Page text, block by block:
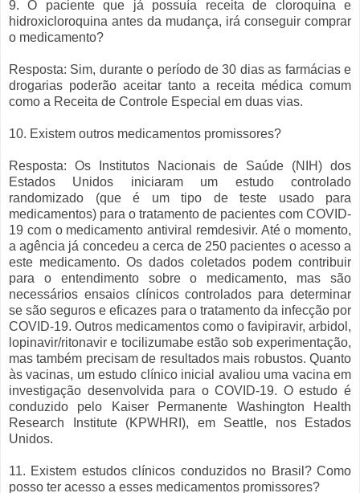
9. O paciente que já possuía receita de cloroquina e
hidroxicloroquina antes da mudança, irá conseguir comprar
o medicamento?
Resposta: Sim, durante o período de 30 dias as farmácias e
drogarias poderão aceitar tanto a receita médica comum
como a Receita de Controle Especial em duas vias.
10. Existem outros medicamentos promissores?
Resposta: Os Institutos Nacionais de Saúde (NIH) dos
Estados Unidos iniciaram um estudo controlado
randomizado (que é um tipo de teste usado para
medicamentos) para o tratamento de pacientes com COVID-
19 com o medicamento antiviral remdesivir. Até o momento,
a agência já concedeu a cerca de 250 pacientes o acesso a
este medicamento. Os dados coletados podem contribuir
para o entendimento sobre o medicamento, mas são
necessários ensaios clínicos controlados para determinar
se são seguros e eficazes para o tratamento da infecção por
COVID-19. Outros medicamentos como o favipiravir, arbidol,
lopinavir/ritonavir e tocilizumabe estão sob experimentação,
mas também precisam de resultados mais robustos. Quanto
às vacinas, um estudo clínico inicial avaliou uma vacina em
investigação desenvolvida para o COVID-19. O estudo é
conduzido pelo Kaiser Permanente Washington Health
Research Institute (KPWHRI), em Seattle, nos Estados
Unidos.
11. Existem estudos clínicos conduzidos no Brasil? Como
posso ter acesso a esses medicamentos promissores?